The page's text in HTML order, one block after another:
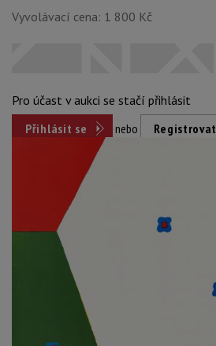
Vyvolávací cena: 1 800 Kč
Pro účast v aukci se stačí přihlásit
Přihlásit se
nebo Registrovat